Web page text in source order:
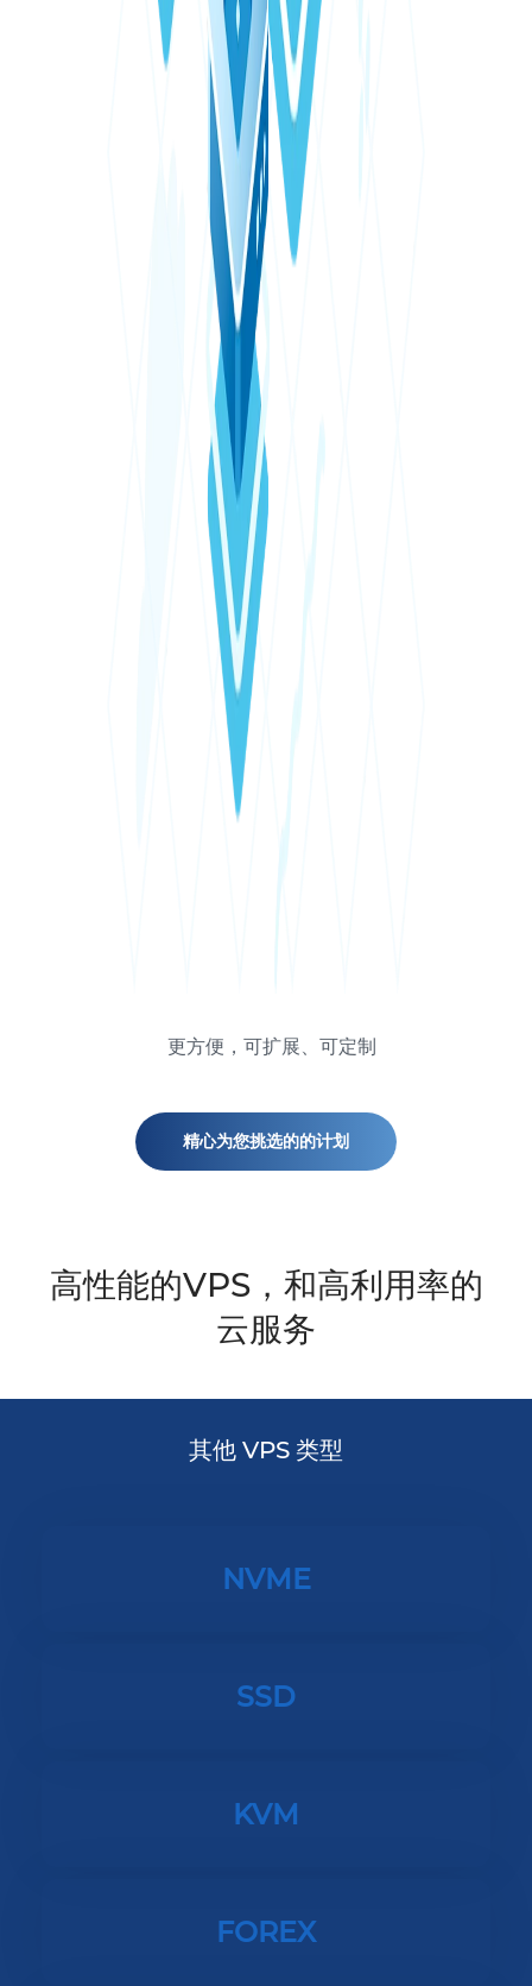
高性能的VPS，和高利用率的
云服务
更方便，可扩展、可定制
精心为您挑选的的计划
其他 VPS 类型
NVME
SSD
KVM
FOREX